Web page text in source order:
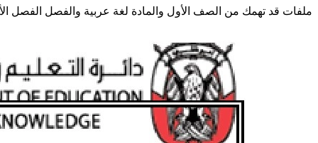
ملفات قد تهمك من الصف الأول والمادة لغة عربية والفصل الفصل